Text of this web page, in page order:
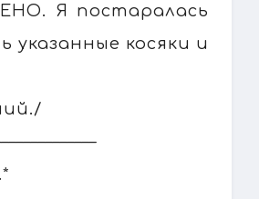
Я постаралась
указанные косяки и